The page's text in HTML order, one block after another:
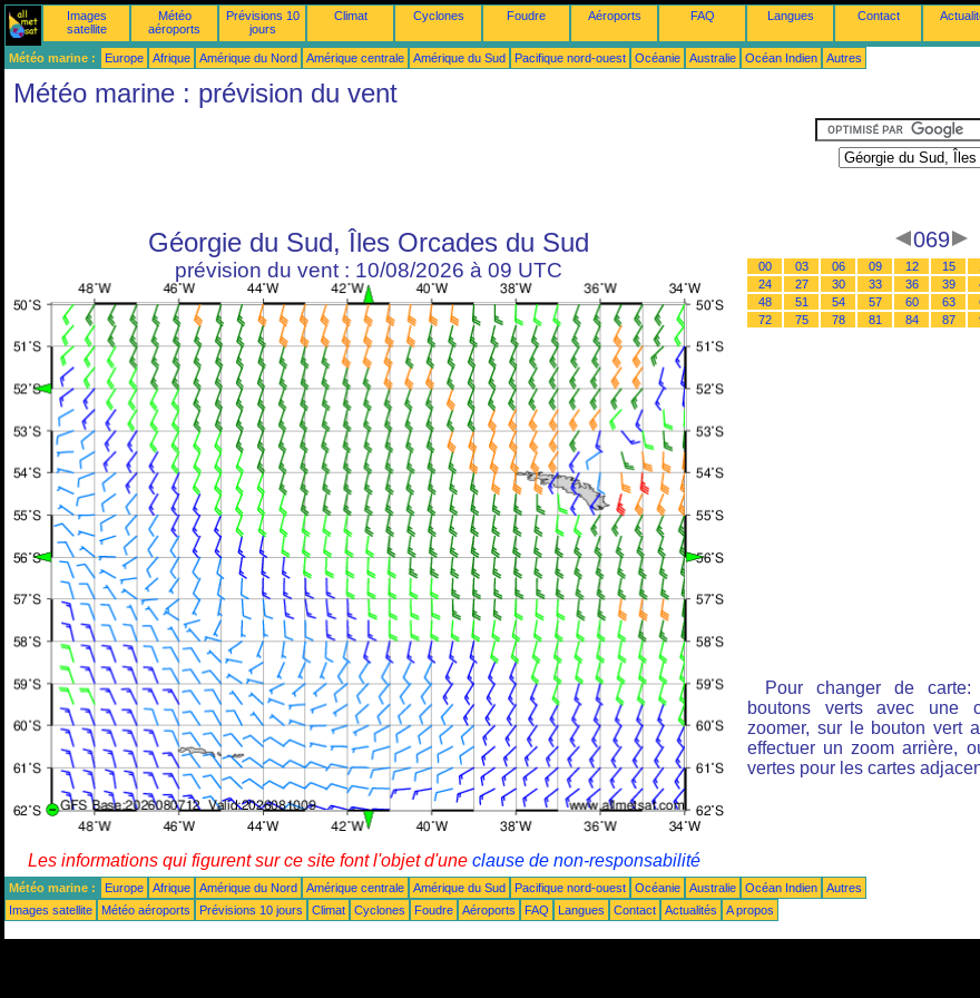
Images
satellite
Météo
aéroports
Prévisions 10
jours
Climat Cyclones Foudre Aéroports FAQ Langues Contact
Météo marine : Europe Afrique Amérique du Nord Amérique centrale Amérique du Sud Pacifique nord-ouest Océanie Australie Océan Indien Autres
Météo marine : prévision du vent
Géorgie du Sud, Îles Orcades du Sud
prévision du vent : 10/08/2026 à 09 UTC
069
00 03 06 09 12 15
24
27 30 33 36 39
48
51 54 57 60 63
72
75 78 81 84 87
Pour changer de
boutons verts avec une
zoomer, sur le bouton vert
effectuer un zoom arrière,
vertes pour les cartes
Les informations qui figurent sur ce site font l'objet d'une clause de non-responsabilité
Météo marine : Europe Afrique Amérique du Nord Amérique centrale Amérique du Sud Pacifique nord-ouest Océanie Australie Océan Indien
Autres
Images satellite
Météo aéroports Prévisions 10 jours Climat Cyclones Foudre Aéroports FAQ Langues Contact Actualités A propos